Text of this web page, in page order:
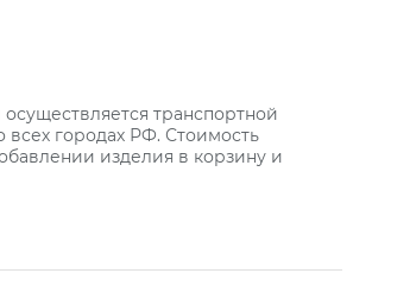
транспортной
городах РФ. Стоимость
изделия в корзину и